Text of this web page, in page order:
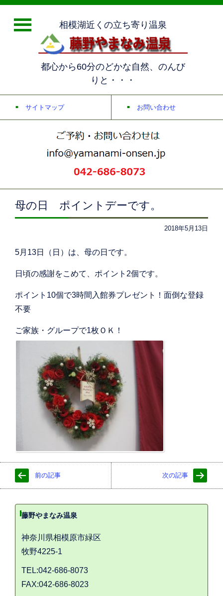
相模湖近くの立ち寄り温泉
都心から60分のどかな自然、のんび
りと・・・
サイトマップ お問い合わせ
母の日 ポイントデーです。
2018年5月13日
5月13日（日）は、母の日です。
日頃の感謝をこめて、ポイント2個です。
ポイント10個で3時間入館券プレゼント！面倒な登録
不要
ご家族・グループで1枚ＯＫ！
前の記事 次の記事
藤野やまなみ温泉
神奈川県相模原市緑区
牧野4225-1
TEL:042-686-8073
FAX:042-686-8023